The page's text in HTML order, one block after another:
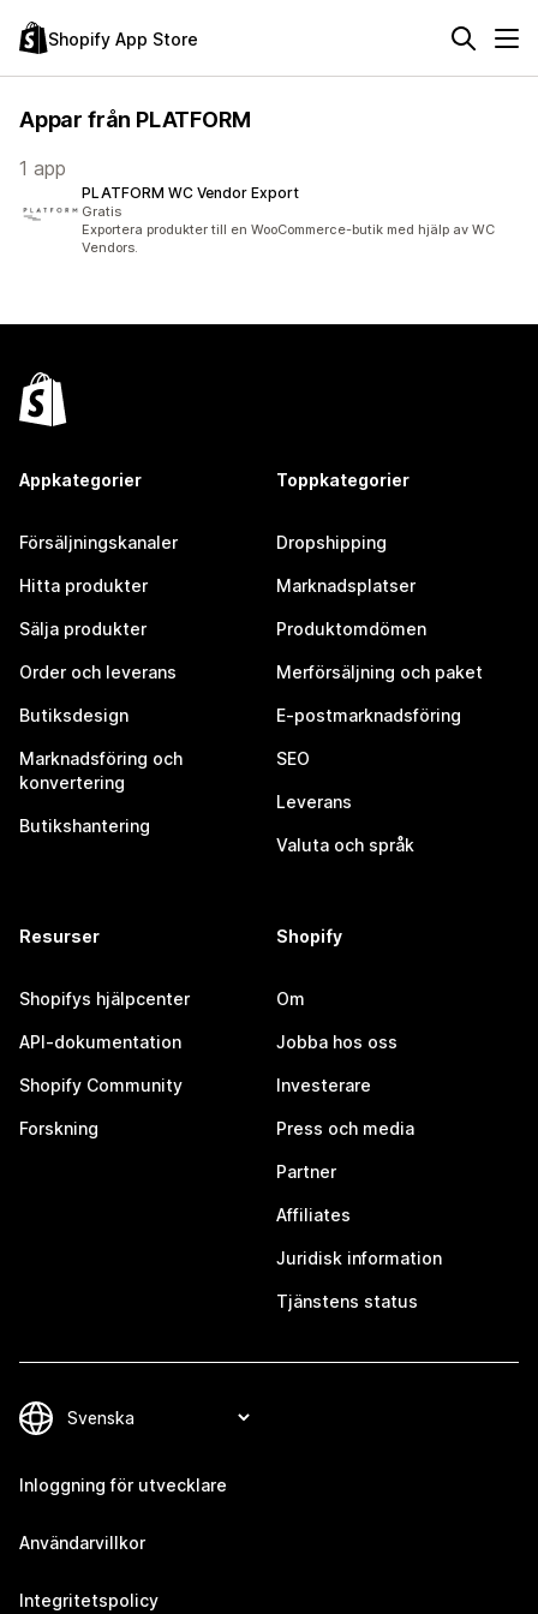
Shopify App Store
Appar från PLATFORM
1 app
PLATFORM WC Vendor Export
Gratis
Exportera produkter till en WooCommerce-butik med hjälp av WC
Vendors.
Appkategorier
Försäljningskanaler
Hitta produkter
Sälja produkter
Order och leverans
Butiksdesign
Marknadsföring och
konvertering
Butikshantering
Toppkategorier
Dropshipping
Marknadsplatser
Produktomdömen
Merförsäljning och paket
E-postmarknadsföring
SEO
Leverans
Valuta och språk
Resurser
Shopifys hjälpcenter
API-dokumentation
Shopify Community
Forskning
Shopify
Om
Jobba hos oss
Investerare
Press och media
Partner
Affiliates
Juridisk information
Tjänstens status
Inloggning för utvecklare
Användarvillkor
Integritetspolicy